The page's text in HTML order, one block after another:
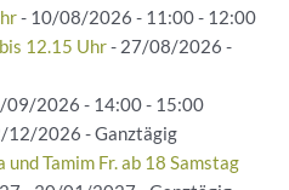
- 10/08/2026 - 11:00 - 12:00
12.15 Uhr- 27/08/2026 -
2026 - 14:00 - 15:00
12/2026 - Ganztägig
Tamim Fr. ab 18 Samstag